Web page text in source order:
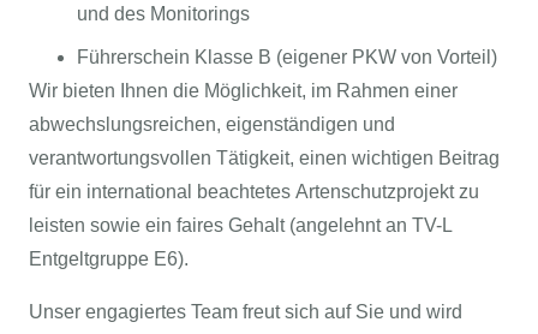
und des Monitorings
Führerschein Klasse B (eigener PKW von Vorteil)
Wir bieten Ihnen die Möglichkeit, im Rahmen einer
abwechslungsreichen, eigenständigen und
verantwortungsvollen Tätigkeit, einen wichtigen Beitrag
für ein international beachtetes Artenschutzprojekt zu
leisten sowie ein faires Gehalt (angelehnt an TV-L
Entgeltgruppe E6).
Unser engagiertes Team freut sich auf Sie und wird